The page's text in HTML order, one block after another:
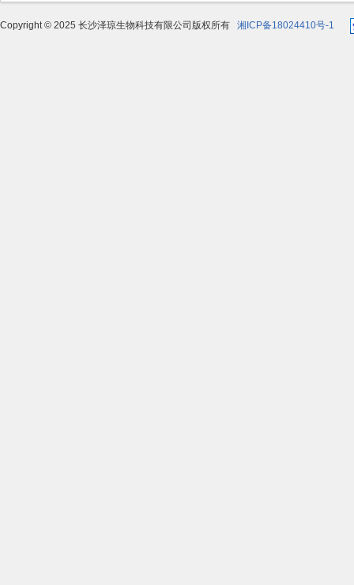
Copyright © 2025 长沙泽琼生物科技有限公司版权所有 湘ICP备18024410号-1